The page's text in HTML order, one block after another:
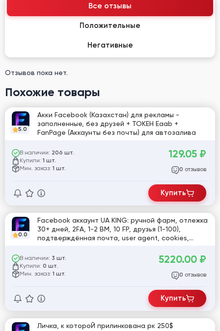
Все отзывы
Положительные
Негативные
Отзывов пока нет.
Похожие товары
5.0
Акки Facebook (Казахстан) для рекламы -
заполненные, без друзей + ТОКЕН Eaab +
FanPage (Аккаунты без почты) для автозалива
В наличии: 206 шт.
Купили: 1 шт.
Мин. заказ: 1 шт.
129.05 ₽
0 отзывов
Купить
0.0
Facebook аккаунт UA KING: ручной фарм, отлежка
30+ дней, 2FA, 1-2 BM, 10 FP, друзья (1-100),
подтверждённая почта, user agent, cookies,
В наличии: 3 шт.
Купили: 0 шт.
Мин. заказ: 1 шт.
5220.00 ₽
0 отзывов
Купить
Личка, к котороЙ прилинкована рк 250$